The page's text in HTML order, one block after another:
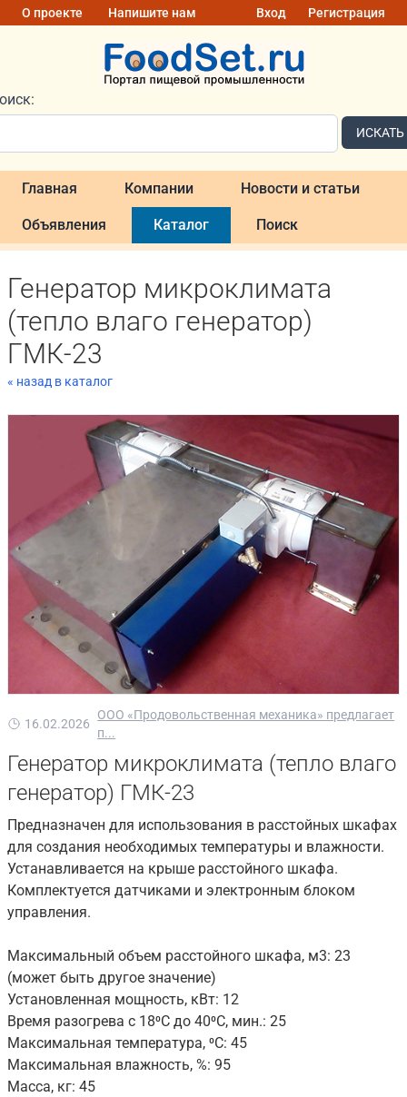
О проекте Напишите нам Вход Регистрация
ИСКАТЬ
Главная Компании Новости и статьи
Объявления Каталог Поиск
Генератор микроклимата
(тепло влаго генератор)
ГМК-23
« назад в каталог
16.02.2026
ООО «Продовольственная механика» предлагает
п...
Генератор микроклимата (тепло влаго
генератор) ГМК-23
Предназначен для использования в расстойных шкафах
для создания необходимых температуры и влажности.
Устанавливается на крыше расстойного шкафа.
Комплектуется датчиками и электронным блоком
управления.
Максимальный объем расстойного шкафа, м3: 23
(может быть другое значение)
Установленная мощность, кВт: 12
Время разогрева с 18⁰С до 40⁰С, мин.: 25
Максимальная температура, ⁰С: 45
Максимальная влажность, %: 95
Масса, кг: 45